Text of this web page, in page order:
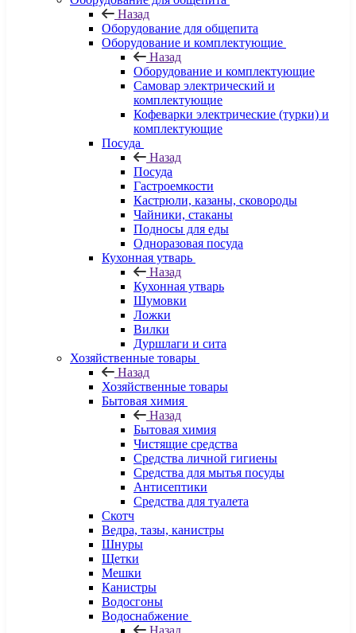
Назад
Оборудование для общепита
Оборудование и комплектующие
Назад
Оборудование и комплектующие
Самовар электрический и
комплектующие
Кофеварки электрические (турки) и
комплектующие
Посуда
Назад
Посуда
Гастроемкости
Кастрюли, казаны, сковороды
Чайники, стаканы
Подносы для еды
Одноразовая посуда
Кухонная утварь
Назад
Кухонная утварь
Шумовки
Ложки
Вилки
Дуршлаги и сита
Хозяйственные товары
Назад
Хозяйственные товары
Бытовая химия
Назад
Бытовая химия
Чистящие средства
Средства личной гигиены
Средства для мытья посуды
Антисептики
Средства для туалета
Скотч
Ведра, тазы, канистры
Шнуры
Щетки
Мешки
Канистры
Водосгоны
Водоснабжение
Назад